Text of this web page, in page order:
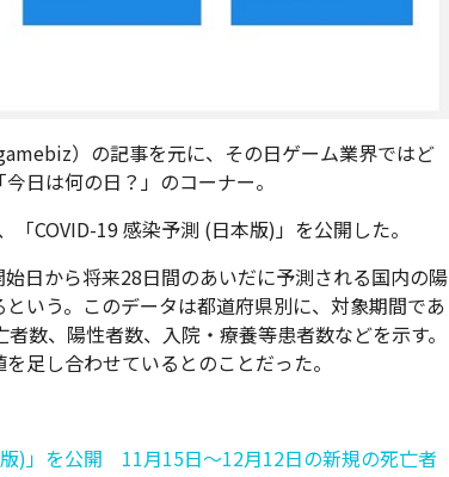
）の記事を元に、その日ゲーム業界ではど
日は何の日？」のコーナー。
COVID-19 感染予測 (日本版)」を公開した。
日から将来28日間のあいだに予測される国内の陽
いう。このデータは都道府県別に、対象期間であ
数、陽性者数、入院・療養等患者数などを示す。
足し合わせているとのことだった。
)」を公開 11月15日〜12月12日の新規の死亡者